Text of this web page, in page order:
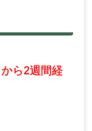
ら2週間経